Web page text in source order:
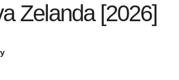
Zelanda [2026]